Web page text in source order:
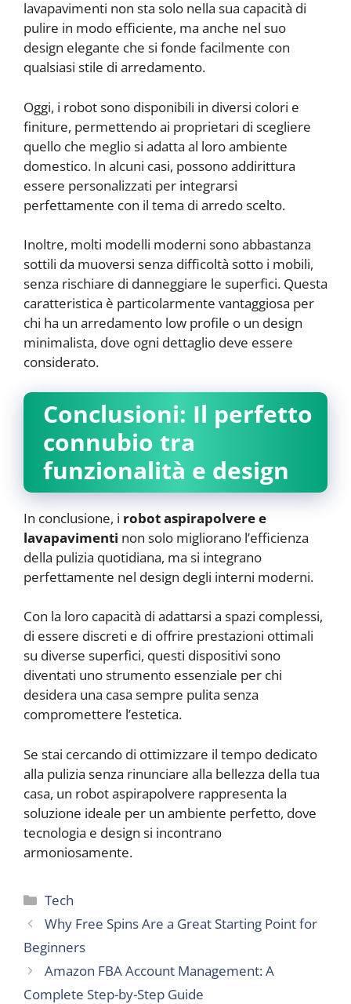
lavapavimenti non sta solo nella sua capacità di
pulire in modo efficiente, ma anche nel suo
design elegante che si fonde facilmente con
qualsiasi stile di arredamento.
Oggi, i robot sono disponibili in diversi colori e
finiture, permettendo ai proprietari di scegliere
quello che meglio si adatta al loro ambiente
domestico. In alcuni casi, possono addirittura
essere personalizzati per integrarsi
perfettamente con il tema di arredo scelto.
Inoltre, molti modelli moderni sono abbastanza
sottili da muoversi senza difficoltà sotto i mobili,
senza rischiare di danneggiare le superfici. Questa
caratteristica è particolarmente vantaggiosa per
chi ha un arredamento low profile o un design
minimalista, dove ogni dettaglio deve essere
considerato.
Conclusioni: Il perfetto
connubio tra
funzionalità e design
In conclusione, i robot aspirapolvere e
lavapavimenti non solo migliorano l’efficienza
della pulizia quotidiana, ma si integrano
perfettamente nel design degli interni moderni.
Con la loro capacità di adattarsi a spazi complessi,
di essere discreti e di offrire prestazioni ottimali
su diverse superfici, questi dispositivi sono
diventati uno strumento essenziale per chi
desidera una casa sempre pulita senza
compromettere l’estetica.
Se stai cercando di ottimizzare il tempo dedicato
alla pulizia senza rinunciare alla bellezza della tua
casa, un robot aspirapolvere rappresenta la
soluzione ideale per un ambiente perfetto, dove
tecnologia e design si incontrano
armoniosamente.
Categories
Tech
Why Free Spins Are a Great Starting Point for
Beginners
Amazon FBA Account Management: A
Complete Step-by-Step Guide